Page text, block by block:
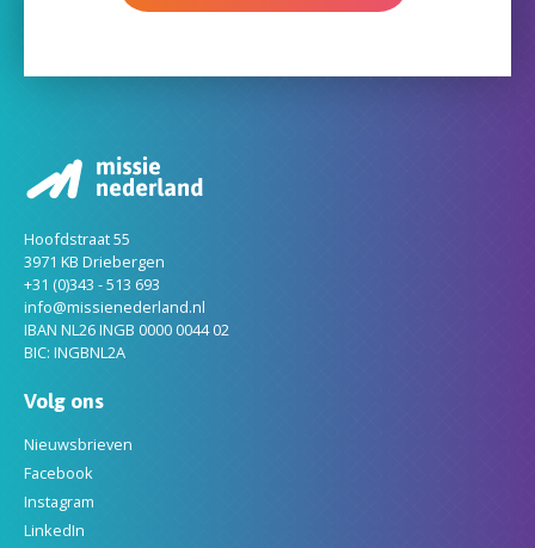
Hoofdstraat 55
3971 KB Driebergen
+31 (0)343 - 513 693
info@missienederland.nl
IBAN NL26 INGB 0000 0044 02
BIC: INGBNL2A
Volg ons
Nieuwsbrieven
Facebook
Instagram
LinkedIn